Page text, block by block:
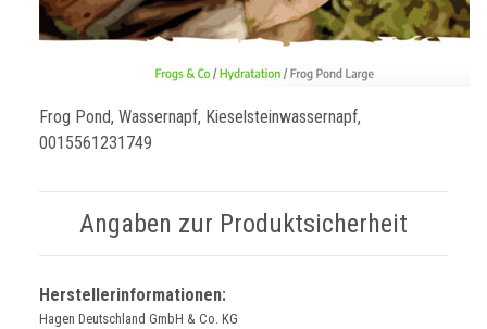
Frog Pond, Wassernapf, Kieselsteinwassernapf,
0015561231749
Angaben zur Produktsicherheit
Herstellerinformationen:
Hagen Deutschland GmbH & Co. KG